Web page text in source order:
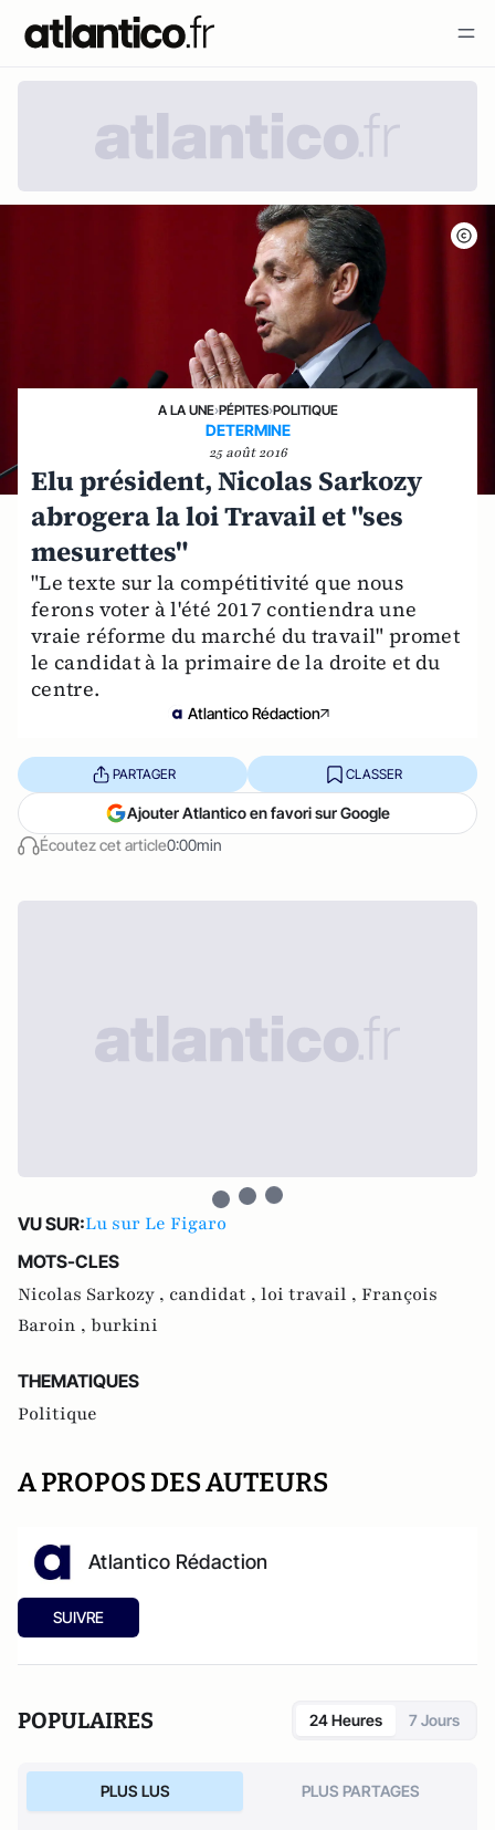
A LA UNE›PÉPITES›POLITIQUE
DETERMINE
25 août 2016
Elu président, Nicolas Sarkozy
abrogera la loi Travail et "ses
mesurettes"
"Le texte sur la compétitivité que nous
ferons voter à l'été 2017 contiendra une
vraie réforme du marché du travail" promet
le candidat à la primaire de la droite et du
centre.
Atlantico Rédaction
Écoutez cet article0:00min
PARTAGER CLASSER
Ajouter Atlantico en favori sur Google
VU SUR:Lu sur Le Figaro
MOTS-CLES
Nicolas Sarkozy , candidat , loi travail , François
Baroin , burkini
THEMATIQUES
Politique
A PROPOS DES AUTEURS
Atlantico Rédaction
SUIVRE
POPULAIRES 24 Heures 7 Jours
PLUS LUS PLUS PARTAGES